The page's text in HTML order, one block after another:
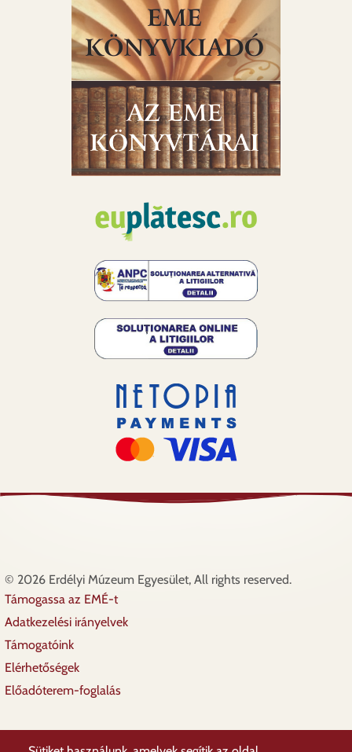
© 2026 Erdélyi Múzeum Egyesület, All rights reserved.
Lábléc
Támogassa az EMÉ-t
Adatkezelési irányelvek
Támogatóink
Elérhetőségek
Előadóterem-foglalás